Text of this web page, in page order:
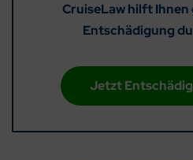
CruiseLaw hilft Ihnen
Entschädigung
Jetzt